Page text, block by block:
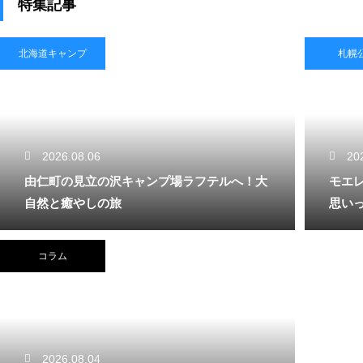
特集記事
北海道キャンプ
2026.08.06
由仁町の見立の沢キャンプ場ラフテルへ！大
自然と癒やしの旅
札幌
モエ
思い
コラム
2026.08.04